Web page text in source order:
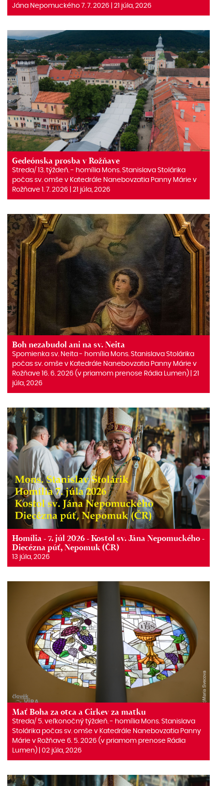
Jána Nepomuckého 7. 7. 2026 | 21 júla, 2026
Gedeónska prosba v Rožňave
Streda/ 13. týždeň. ‒ homília Mons. Stanislava Stolárika
počas sv. omše v Katedrále Nanebovzatia Panny Márie v
Rožňave 1. 7. 2026 | 21 júla, 2026
Boh nezabudol ani na sv. Neita
Spomienka sv. Neita ‒ homília Mons. Stanislava Stolárika
počas sv. omše v Katedrále Nanebovzatia Panny Márie v
Rožňave 16. 6. 2026 (v priamom prenose Rádia Lumen) | 21
júla, 2026
Homília - 7. júl 2026 - Kostol sv. Jána Nepomuckého -
Diecézna púť, Nepomuk (ČR)
13 júla, 2026
Mať Boha za otca a Cirkev za matku
Streda/ 5. veľkonočný týždeň. ‒ homília Mons. Stanislava
Stolárika počas sv. omše v Katedrále Nanebovzatia Panny
Márie v Rožňave 6. 5. 2026 (v priamom prenose Rádia
Lumen) | 02 júla, 2026